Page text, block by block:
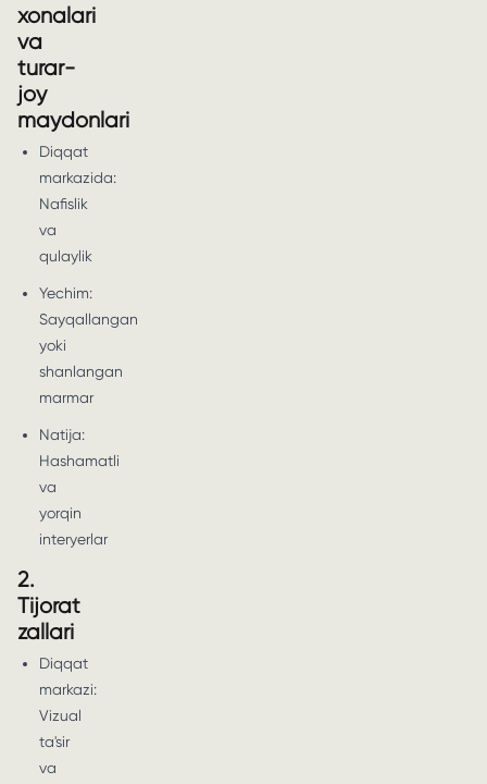
xonalari
va
turar-
joy
maydonlari
Diqqat
markazida:
Nafislik
va
qulaylik
Yechim:
Sayqallangan
yoki
shanlangan
marmar
Natija:
Hashamatli
va
yorqin
interyerlar
2.
Tijorat
zallari
Diqqat
markazi:
Vizual
ta'sir
va